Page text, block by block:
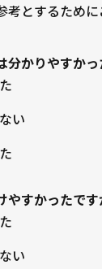
考とするため
分かりやすかっ
い
やすかったです
い